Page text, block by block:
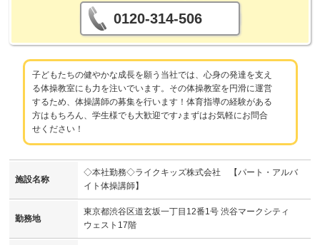
0120-314-506
子どもたちの健やかな成長を願う当社では、心身の発達を支え
る体操教室にも力を注いでいます。その体操教室を円滑に運営
するため、体操講師の募集を行います！体育指導の経験がある
方はもちろん、学生様でも大歓迎です♪まずはお気軽にお問合
せください！
施設名称
◇本社勤務◇ライクキッズ株式会社 【パート・アルバ
イト体操講師】
勤務地
東京都渋谷区道玄坂一丁目12番1号 渋谷マークシティ
ウェスト17階